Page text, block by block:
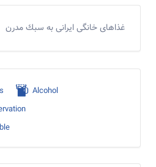
غذاهاى خانگى ايرانى به سبك مدرن
Alcohol